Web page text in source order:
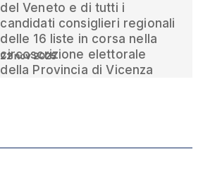
del Veneto e di tutti i
candidati consiglieri regionali
delle 16 liste in corsa nella
circoscrizione elettorale
della Provincia di Vicenza
22 nov 2025